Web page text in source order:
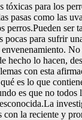
tóxicas para los
pasas como las
perros.Pueden ser
pocas para sufrir
hecho lo hacen,
con esta
es lo que
es que no todos
con la reciente y